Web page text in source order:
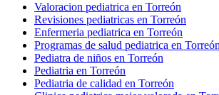
Valoracion pediatrica en Torreón
Revisiones pediatricas en Torreón
Enfermeria pediatrica en Torreón
Programas de salud pediatrica en Torreón
Pediatra de niños en Torreón
Pediatria en Torreón
Pediatria de calidad en Torreón